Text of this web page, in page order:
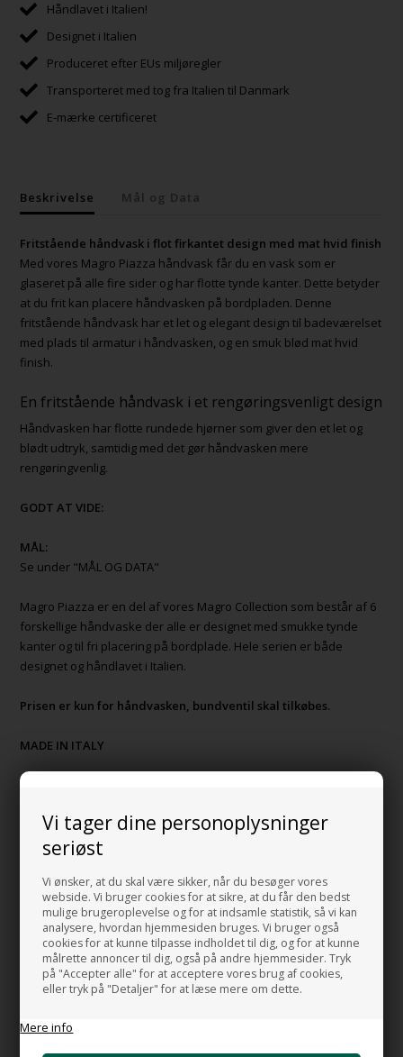
Vi tager dine personoplysninger
seriøst
Vi ønsker, at du skal være sikker, når du besøger vores
webside. Vi bruger cookies for at sikre, at du får den bedst
mulige brugeroplevelse og for at indsamle statistik, så vi kan
analysere, hvordan hjemmesiden bruges. Vi bruger også
cookies for at kunne tilpasse indholdet til dig, og for at kunne
målrette annoncer til dig, også på andre hjemmesider. Tryk
på "Accepter alle" for at acceptere vores brug af cookies,
eller tryk på "Detaljer" for at læse mere om dette.
Mere info
Håndlavet i Italien!
Designet i Italien
Produceret efter EUs miljøregler
Transporteret med tog fra Italien til Danmark
E-mærke certificeret
Beskrivelse Mål og Data
Fritstående håndvask i flot firkantet design med mat hvid finish
Med vores Magro Piazza håndvask får du en vask som er
glaseret på alle fire sider og har flotte tynde kanter. Dette betyder
at du frit kan placere håndvasken på bordpladen. Denne
fritstående håndvask har et let og elegant design til badeværelset
med plads til armatur i håndvasken, og en smuk blød mat hvid
finish.
En fritstående håndvask i et rengøringsvenligt design
Håndvasken har flotte rundede hjørner som giver den et let og
blødt udtryk, samtidig med det gør håndvasken mere
rengøringvenlig.
GODT AT VIDE:
MÅL:
Se under "MÅL OG DATA"
Magro Piazza er en del af vores Magro Collection som består af 6
forskellige håndvaske der alle er designet med smukke tynde
kanter og til fri placering på bordplade. Hele serien er både
designet og håndlavet i Italien.
Prisen er kun for håndvasken, bundventil skal tilkøbes.
MADE IN ITALY
Bundventil free flow GA i mat hvid
porcelæn
+875,00 DKK
Gå til varen
Gå til varen